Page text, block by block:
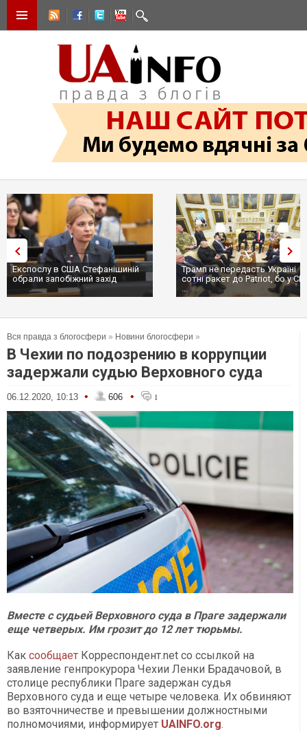
Експослу в США Стефанішиній
обрали запобіжний захід
Трамп не передасть Україні
сотні ракет до Patriot, бо у
...
Вся правда з блогосфери » Новини блогосфери »
В Чехии по подозрению в коррупции
задержали судью Верховного суда
06.12.2020, 10:13 • 606 • 1
Вместе с судьей Верховного суда в Праге задержали
еще четверых. Им грозит до 12 лет тюрьмы.
Как сообщает Корреспондент.net со ссылкой на
заявление генпрокурора Чехии Ленки Брадачовой, в
столице республики Праге задержан судья
Верховного суда и еще четыре человека. Их обвиняют
во взяточничестве и превышении должностными
полномочиями, информирует UAINFO.org.